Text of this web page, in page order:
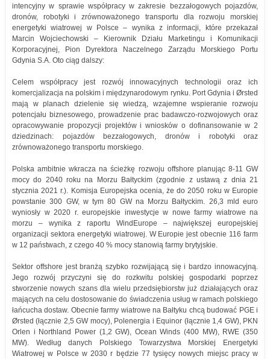
intencyjny w sprawie współpracy w zakresie bezzałogowych pojazdów,
dronów, robotyki i zrównoważonego transportu dla rozwoju morskiej
energetyki wiatrowej w Polsce – wynika z informacji, które przekazał
Marcin Wojciechowski – Kierownik Działu Marketingu i Komunikacji
Korporacyjnej, Pion Dyrektora Naczelnego Zarządu Morskiego Portu
Gdynia S.A. Oto ciąg dalszy:
Celem współpracy jest rozwój innowacyjnych technologii oraz ich
komercjalizacja na polskim i międzynarodowym rynku. Port Gdynia i Ørsted
mają w planach dzielenie się wiedzą, wzajemne wspieranie rozwoju
potencjału biznesowego, prowadzenie prac badawczo-rozwojowych oraz
opracowywanie propozycji projektów i wniosków o dofinansowanie w 2
dziedzinach: pojazdów bezzałogowych, dronów i robotyki oraz
zrównoważonego transportu morskiego.
Polska ambitnie wkracza na ścieżkę rozwoju offshore planując 8-11 GW
mocy do 2040 roku na Morzu Bałtyckim (zgodnie z ustawą z dnia 21
stycznia 2021 r.). Komisja Europejska ocenia, że do 2050 roku w Europie
powstanie 300 GW, w tym 80 GW na Morzu Bałtyckim. 26,3 mld euro
wyniosły w 2020 r. europejskie inwestycje w nowe farmy wiatrowe na
morzu – wynika z raportu WindEurope – największej europejskiej
organizacji sektora energetyki wiatrowej. W Europie jest obecnie 116 farm
w 12 państwach, z czego 40 % mocy stanowią farmy brytyjskie.
Sektor offshore jest branżą szybko rozwijającą się i bardzo innowacyjną.
Jego rozwój przyczyni się do rozkwitu polskiej gospodarki poprzez
stworzenie nowych szans dla wielu przedsiębiorstw już działających oraz
mających na celu dostosowanie do świadczenia usług w ramach polskiego
łańcucha dostaw. Obecnie farmy wiatrowe na Bałtyku chcą budować PGE i
Ørsted (łącznie 2,5 GW mocy), Polenergia i Equinor (łącznie 1,4 GW), PKN
Orlen i Northland Power (1,2 GW), Ocean Winds (400 MW), RWE (350
MW). Według danych Polskiego Towarzystwa Morskiej Energetyki
Wiatrowej w Polsce w 2030 r będzie 77 tysięcy nowych miejsc pracy w